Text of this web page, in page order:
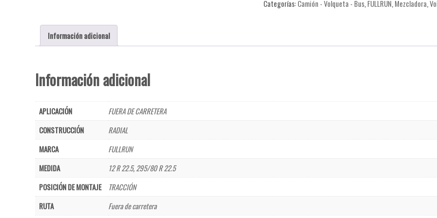
Categorías:Camión - Volqueta - Bus, FULLRUN, Mezcladora,
Información adicional
Información adicional
APLICACIÓN
FUERA DE CARRETERA
CONSTRUCCIÓN
RADIAL
MARCA
FULLRUN
MEDIDA
12 R 22.5,295/80 R 22.5
POSICIÓN DE MONTAJE
TRACCIÓN
RUTA
Fuera de carretera